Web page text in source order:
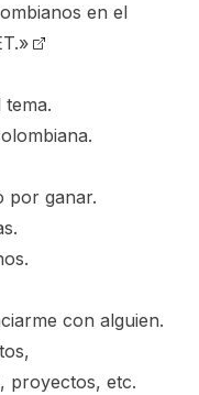
en el
por ganar.
con alguien.
proyectos, etc.